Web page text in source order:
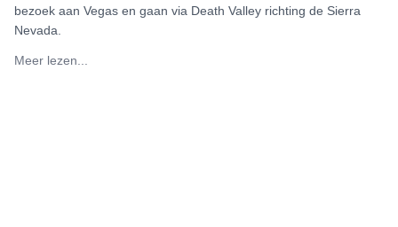
bezoek aan Vegas en gaan via Death Valley richting de Sierra
Nevada.
Meer lezen...